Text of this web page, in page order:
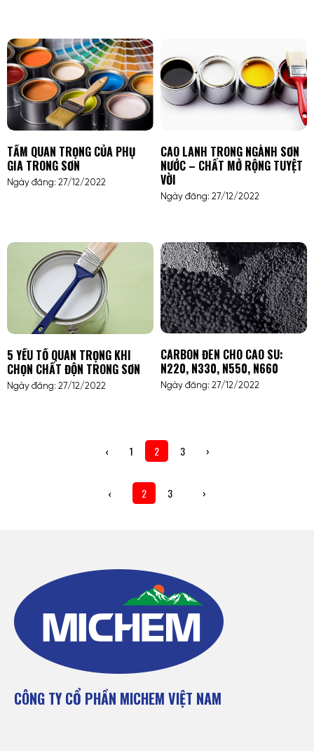
TẦM QUAN TRỌNG CỦA PHỤ
GIA TRONG SƠN
Ngày đăng: 27/12/2022
CAO LANH TRONG NGÀNH SƠN
NƯỚC – CHẤT MỞ RỘNG TUYỆT
VỜI
Ngày đăng: 27/12/2022
5 YẾU TỐ QUAN TRỌNG KHI
CHỌN CHẤT ĐỘN TRONG SƠN
Ngày đăng: 27/12/2022
CARBON ĐEN CHO CAO SU:
N220, N330, N550, N660
Ngày đăng: 27/12/2022
‹ 1 2 3 ›
‹ 2 3 ›
CÔNG TY CỔ PHẦN MICHEM VIỆT NAM